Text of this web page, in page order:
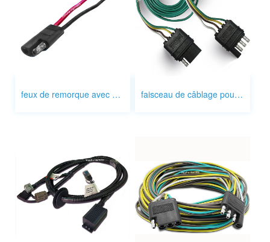
feux de remorque avec câblage faisceau de câblage pour éclairage de remorque